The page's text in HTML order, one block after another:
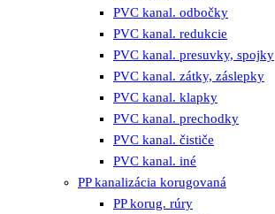
PVC kanal. odbočky
PVC kanal. redukcie
PVC kanal. presuvky, spojky
PVC kanal. zátky, záslepky
PVC kanal. klapky
PVC kanal. prechodky
PVC kanal. čističe
PVC kanal. iné
PP kanalizácia korugovaná
PP korug. rúry